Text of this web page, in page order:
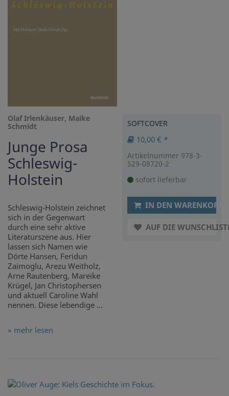
Olaf Irlenkäuser, Maike
Schmidt
Junge Prosa
Schleswig-
Holstein
Schleswig-Holstein zeichnet
sich in der Gegenwart
durch eine sehr aktive
Literaturszene aus. Hier
lassen sich Namen wie
Dörte Hansen, Feridun
Zaimoglu, Arezu Weitholz,
Arne Rautenberg, Mareike
Krügel, Jan Christophersen
und aktuell Caroline Wahl
nennen. Diese lebendige ...
» mehr lesen
SOFTCOVER
10,00 € *
Artikelnummer 978-3-
529-08720-2
sofort lieferbar
IN DEN WARENKORB
AUF DIE